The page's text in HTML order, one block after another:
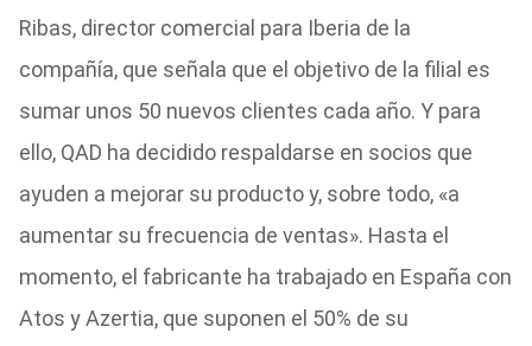
Ribas, director comercial para Iberia de la
compañía, que señala que el objetivo de la filial es
sumar unos 50 nuevos clientes cada año. Y para
ello, QAD ha decidido respaldarse en socios que
ayuden a mejorar su producto y, sobre todo, «a
aumentar su frecuencia de ventas». Hasta el
momento, el fabricante ha trabajado en España con
Atos y Azertia, que suponen el 50% de su